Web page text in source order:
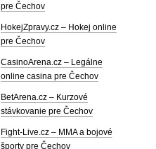
pre Čechov
HokejZpravy.cz – Hokej online
pre Čechov
CasinoArena.cz – Legálne
online casina pre Čechov
BetArena.cz – Kurzové
stávkovanie pre Čechov
Fight-Live.cz – MMA a bojové
športy pre Čechov